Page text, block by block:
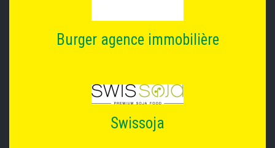
Burger agence immobilière
Swissoja